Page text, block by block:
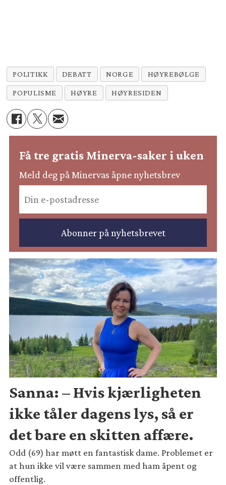
POLITIKK DEBATT NORGE HØYREBØLGE
POPULISME HØYRE HØYRESIDEN
Få tre gratis Minerva-saker i uken
Meld deg på Minervas åpne nyhetsbrev
Sanna: – Hvis kjærligheten
ikke tåler dagens lys, så er
det bare en skitten affære.
Odd (69) har møtt en fantastisk dame. Problemet er
at hun ikke vil være sammen med ham åpent og
offentlig.